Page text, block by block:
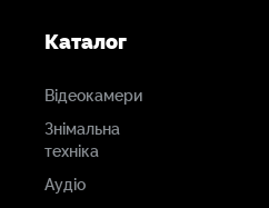
Каталог
Відеокамери
Знімальна
техніка
Аудіо